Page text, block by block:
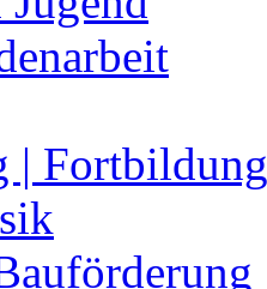
| Fortbildung